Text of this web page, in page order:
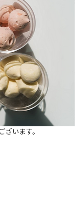
います。